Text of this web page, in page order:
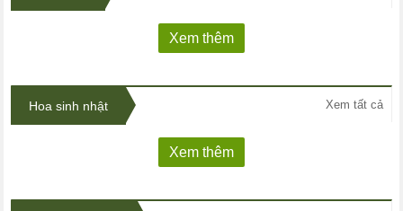
Xem thêm
Hoa sinh nhật Xem tất cả
Xem thêm